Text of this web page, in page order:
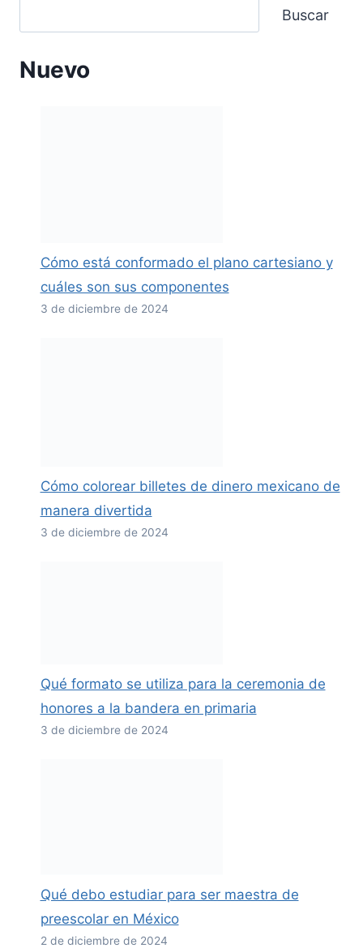
Buscar
Nuevo
Cómo está conformado el plano cartesiano y
cuáles son sus componentes
3 de diciembre de 2024
Cómo colorear billetes de dinero mexicano de
manera divertida
3 de diciembre de 2024
Qué formato se utiliza para la ceremonia de
honores a la bandera en primaria
3 de diciembre de 2024
Qué debo estudiar para ser maestra de
preescolar en México
2 de diciembre de 2024